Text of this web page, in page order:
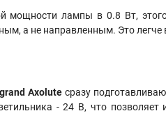
мощности лампы в 0.8 Вт,
а не направленным. Это легче
Axolute сразу
- 24 В, что позволяет